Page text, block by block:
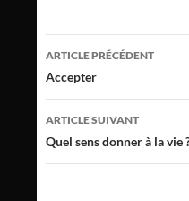
Navigation
des
articles
ARTICLE PRÉCÉDENT
Accepter
ARTICLE SUIVANT
Quel sens donner à la vie